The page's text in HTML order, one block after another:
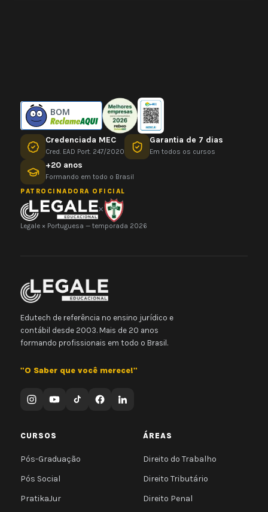
BOM
Credenciada MEC
Cred. EAD Port. 247/2020
Garantia de 7 dias
Em todos os cursos
+20 anos
Formando em todo o Brasil
PATROCINADORA OFICIAL
×
Legale × Portuguesa — temporada 2026
Edutech de referência no ensino jurídico e
contábil desde 2003. Mais de 20 anos
formando profissionais em todo o Brasil.
"O Saber que você merece!"
CURSOS
Pós-Graduação
Pós Social
PratikaJur
ÁREAS
Direito do Trabalho
Direito Tributário
Direito Penal